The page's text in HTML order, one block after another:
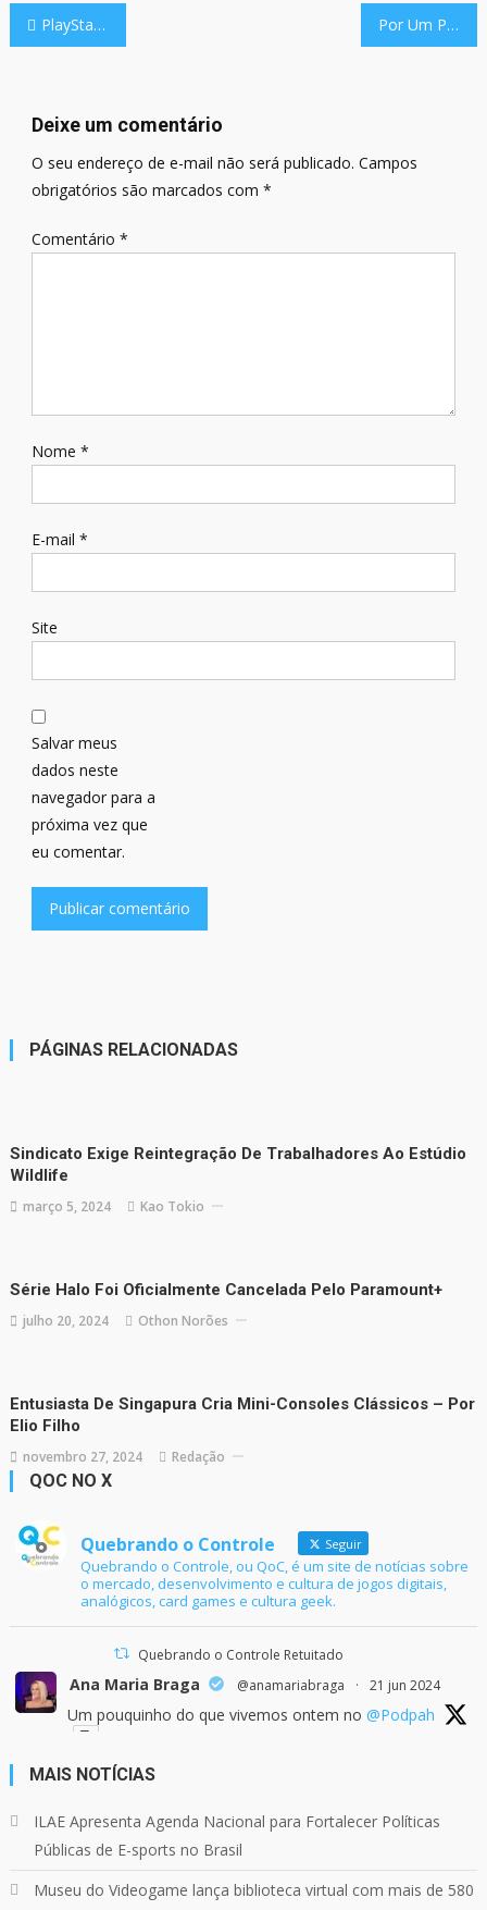
Navegação
Post
PlayStation 3 recebe uma atualização!!! Por Um Punhado De Bits: A Grana Do Vizinho Nem Sempre é a Melhor
Deixe um comentário
O seu endereço de e-mail não será publicado. Campos
obrigatórios são marcados com *
Comentário *
Nome *
E-mail *
Site
Salvar meus
dados neste
navegador para a
próxima vez que
eu comentar.
PÁGINAS RELACIONADAS
Sindicato Exige Reintegração De Trabalhadores Ao Estúdio
Wildlife
março 5, 2024 Kao Tokio
Série Halo Foi Oficialmente Cancelada Pelo Paramount+
julho 20, 2024 Othon Norões
Entusiasta De Singapura Cria Mini-Consoles Clássicos – Por
Elio Filho
novembro 27, 2024 Redação
QOC NO X
Quebrando o Controle Seguir
Quebrando o Controle, ou QoC, é um site de notícias sobre
o mercado, desenvolvimento e cultura de jogos digitais,
analógicos, card games e cultura geek.
Quebrando o Controle Retuitado
Ana Maria Braga @anamariabraga · 21 jun 2024
Um pouquinho do que vivemos ontem no @Podpah
Quebrando o Controle
Confira em nosso site o mais recente REVIEW de
MAIS NOTÍCIAS
ILAE Apresenta Agenda Nacional para Fortalecer Políticas
Públicas de E-sports no Brasil
Museu do Videogame lança biblioteca virtual com mais de 580